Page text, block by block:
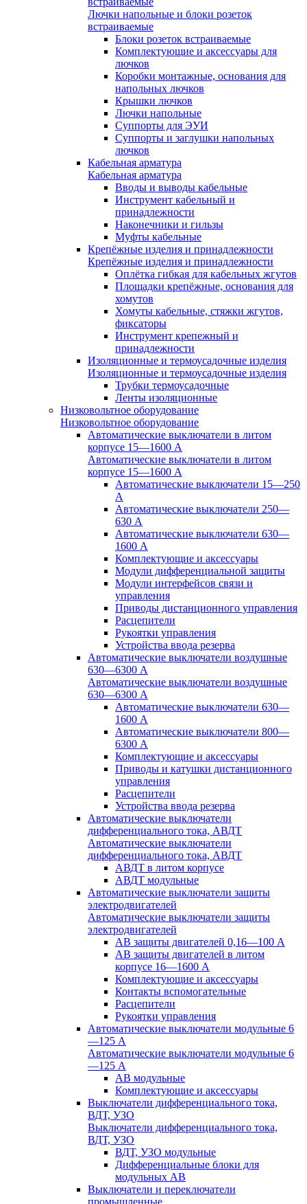
Лючки напольные и блоки розеток
встраиваемые
Блоки розеток встраиваемые
Комплектующие и аксессуары для
лючков
Коробки монтажные, основания для
напольных лючков
Крышки лючков
Лючки напольные
Суппорты для ЭУИ
Суппорты и заглушки напольных
лючков
Кабельная арматура
Кабельная арматура
Вводы и выводы кабельные
Инструмент кабельный и
принадлежности
Наконечники и гильзы
Муфты кабельные
Крепёжные изделия и принадлежности
Крепёжные изделия и принадлежности
Оплётка гибкая для кабельных жгутов
Площадки крепёжные, основания для
хомутов
Хомуты кабельные, стяжки жгутов,
фиксаторы
Инструмент крепежный и
принадлежности
Изоляционные и термоусадочные изделия
Изоляционные и термоусадочные изделия
Трубки термоусадочные
Ленты изоляционные
Низковольтное оборудование
Низковольтное оборудование
Автоматические выключатели в литом
корпусе 15—1600 А
Автоматические выключатели в литом
корпусе 15—1600 А
Автоматические выключатели 15—250
А
Автоматические выключатели 250—
630 А
Автоматические выключатели 630—
1600 А
Комплектующие и аксессуары
Модули дифференциальной защиты
Модули интерфейсов связи и
управления
Приводы дистанционного управления
Расцепители
Рукоятки управления
Устройства ввода резерва
Автоматические выключатели воздушные
630—6300 А
Автоматические выключатели воздушные
630—6300 А
Автоматические выключатели 630—
1600 А
Автоматические выключатели 800—
6300 А
Комплектующие и аксессуары
Приводы и катушки дистанционного
управления
Расцепители
Устройства ввода резерва
Автоматические выключатели
дифференциального тока, АВДТ
Автоматические выключатели
дифференциального тока, АВДТ
АВДТ в литом корпусе
АВДТ модульные
Автоматические выключатели защиты
электродвигателей
Автоматические выключатели защиты
электродвигателей
АВ защиты двигателей 0,16—100 А
АВ защиты двигателей в литом
корпусе 16—1600 А
Комплектующие и аксессуары
Контакты вспомогательные
Расцепители
Рукоятки управления
Автоматические выключатели модульные 6
—125 А
Автоматические выключатели модульные 6
—125 А
АВ модульные
Комплектующие и аксессуары
Выключатели дифференциального тока,
ВДТ, УЗО
Выключатели дифференциального тока,
ВДТ, УЗО
ВДТ, УЗО модульные
Дифференциальные блоки для
модульных АВ
Выключатели и переключатели
промышленные